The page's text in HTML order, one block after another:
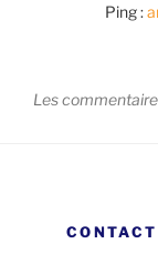
Ping :
Les
CONTACT